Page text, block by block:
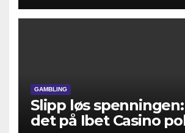
GAMBLING
Slipp løs
det på Ibet Casino